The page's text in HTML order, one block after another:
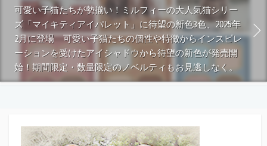
可愛い子猫たちが勢揃い！ミルフィーの大人気猫シリー
ズ「マイキティアイパレット」に待望の新色3色、2025年
2月に登場 可愛い子猫たちの個性や特徴からインスピレ
ーションを受けたアイシャドウから待望の新色が発売開
始！期間限定・数量限定のノベルティもお見逃しなく。